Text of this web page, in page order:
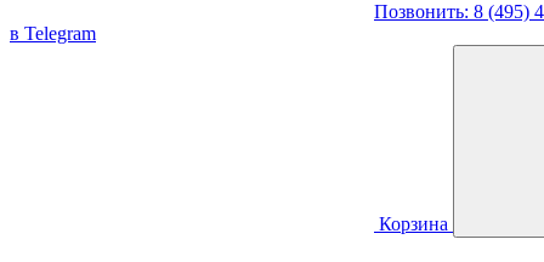
Позвонить: 8 (495)
в Telegram
Корзина